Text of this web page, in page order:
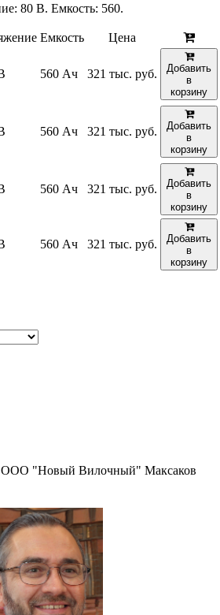
80 В. Емкость: 560.
Емкость
Цена
560 Ач 321 тыс. руб.
Добавить
в
корзину
560 Ач 321 тыс. руб.
Добавить
в
корзину
560 Ач 321 тыс. руб.
Добавить
в
корзину
560 Ач 321 тыс. руб.
Добавить
в
корзину
ООО "Новый Вилочный" Максаков